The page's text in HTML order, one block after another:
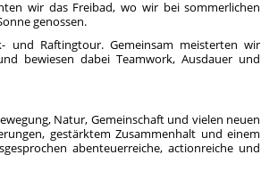
wir das Freibad, wo wir bei sommerlichen
genossen.
und Raftingtour. Gemeinsam meisterten wir
bewiesen dabei Teamwork, Ausdauer und
Natur, Gemeinschaft und vielen neuen
gestärktem Zusammenhalt und einem
abenteuerreiche, actionreiche und